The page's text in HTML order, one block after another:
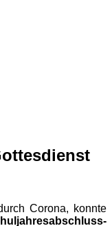
Corona, konnte